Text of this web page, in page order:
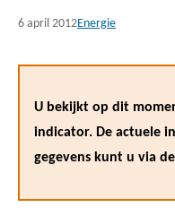
6 april 2012Energie
U bekijkt op dit
indicator. De actuele
gegevens kunt u via